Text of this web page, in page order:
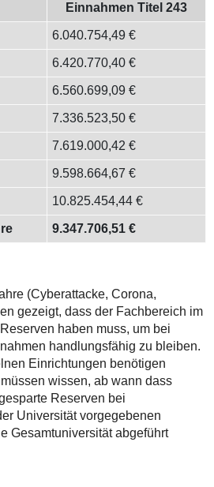
Einnahmen Titel 243
6.040.754,49 €
6.420.770,40 €
6.560.699,09 €
7.336.523,50 €
7.619.000,42 €
9.598.664,67 €
10.825.454,44 €
9.347.706,51 €
(Cyberattacke, Corona,
gezeigt, dass der Fachbereich im
haben muss, um bei
handlungsfähig zu bleiben.
Einrichtungen benötigen
wissen, ab wann dass
Reserven bei
Universität vorgegebenen
Gesamtuniversität abgeführt